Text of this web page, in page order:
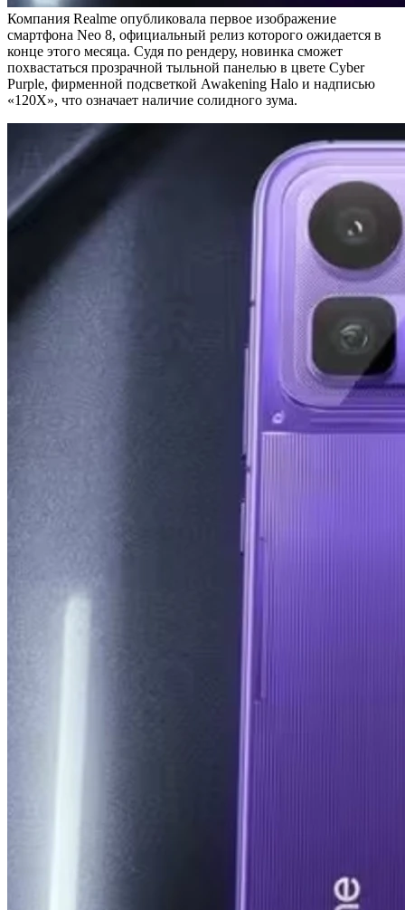
Компания Realme опубликовала первое изображение
смартфона Neo 8, официальный релиз которого ожидается в
конце этого месяца. Судя по рендеру, новинка сможет
похвастаться прозрачной тыльной панелью в цвете Cyber
Purple, фирменной подсветкой Awakening Halo и надписью
«120X», что означает наличие солидного зума.